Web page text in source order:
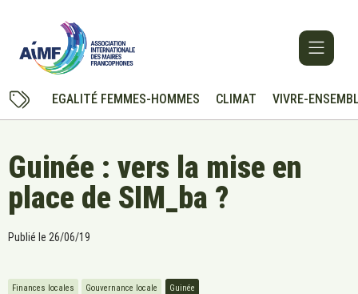
EGALITÉ FEMMES-HOMMES CLIMAT VIVRE-
Guinée : vers la mise en
place de SIM_ba ?
Publié le 26/06/19
Finances locales Gouvernance locale Guinée